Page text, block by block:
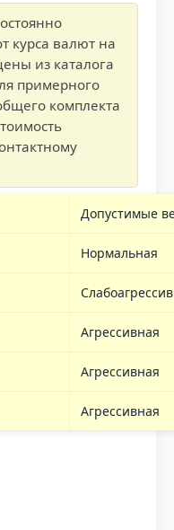
курса валют на
из каталога
примерного
комплекта
Допустимые
Нормальная
Агрессивная
Агрессивная
Агрессивная